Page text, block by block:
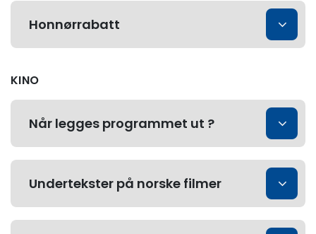
Honnørrabatt
KINO
Når legges programmet ut ?
Undertekster på norske filmer